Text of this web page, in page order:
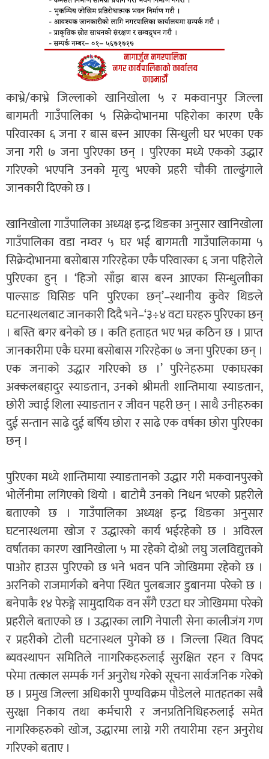
काभ्रे/काभ्रे जिल्लाको खानिखोला ५ र मकवानपुर जिल्ला
बागमती गाउँपालिका ५ सिक्रेदोभानमा पहिरोका कारण एकै
परिवारका ६ जना र बास बस्न आएका सिन्धुली घर भएका एक
जना गरी ७ जना पुरिएका छन् । पुरिएका मध्ये एकको उद्धार
गरिएकाे भएपनि उनकाे मृत्यु भएको प्रहरी चौकी ताल्ढुंगाले
जानकारी दिएको छ ।
खानिखोला गाउँपालिका अध्यक्ष इन्द्र थिङका अनुसार खानिखोला
गाउँपालिका वडा नम्वर ५ घर भई बागमती गाउँपालिकामा ५
सिक्रेदोभानमा बसोबास गरिरहेका एकै परिवारका ६ जना पहिरोले
पुरिएका हुन् । ‘हिजो साँझ बास बस्न आएका सिन्धुलाीका
पाल्साङ घिसिङ पनि पुरिएका छन्’–स्थानीय कुवेर थिङले
घटनास्थलबाट जानकारी दिदै भने–‘३÷४ वटा घरहरु पुरिएका छन्
। बस्ति बगर बनेको छ । कति हताहत भए भन्न कठिन छ । प्राप्त
जानकारीमा एकै घरमा बसोबास गरिरहेका ७ जना पुरिएका छन् ।
एक जनाको उद्धार गरिएको छ ।’ पुरिनेहरुमा एकाघरका
अक्कलबहादुर स्याङतान, उनको श्रीमती शान्तिमाया स्याङतान,
छोरी ज्वाई शिला स्याङतान र जीवन पहरी छन् । साथै उनीहरुका
दुई सन्तान साढे दुई बर्षिय छोरा र साढे एक वर्षका छोरा पुरिएका
छन् ।
पुरिएका मध्ये शान्तिमाया स्याङतानको उद्धार गरी मकवानपुरको
भोर्लेनीमा लगिएको थियो । बाटोमै उनको निधन भएको प्रहरीले
बताएको छ । गाउँपालिका अध्यक्ष इन्द्र थिङका अनुसार
घटनास्थलमा खोज र उद्धारको कार्य भईरहेको छ । अविरल
वर्षातका कारण खानिखोला ५ मा रहेको दोश्रो लघु जलविद्युत्तको
पाओर हाउस पुरिएको छ भने भवन पनि जोखिममा रहेको छ ।
अरनिको राजमार्गको बनेपा स्थित पुलबजार डुबानमा परेको छ ।
बनेपाकै १४ पेरुङ्गे सामुदायिक वन सँगै एउटा घर जोखिममा परेको
प्रहरीले बताएको छ । उद्धारका लागि नेपाली सेना कालीजंग गण
र प्रहरीको टोली घटनास्थल पुगेको छ । जिल्ला स्थित विपद
ब्यवस्थापन समितिले नाागरिकहरुलाई सुरक्षित रहन र विपद
परेमा तत्काल सम्पर्क गर्न अनुरोध गरेको सूचना सार्वजनिक गरेको
छ । प्रमुख जिल्ला अधिकारी पुण्यविक्रम पौडेलले मातहतका सबै
सुरक्षा निकाय तथा कर्मचारी र जनप्रतिनिधिहरुलाई समेत
नागरिकहरुको खोज, उद्धारमा लाग्ने गरी तयारीमा रहन अनुरोध
गरिएको बताए ।